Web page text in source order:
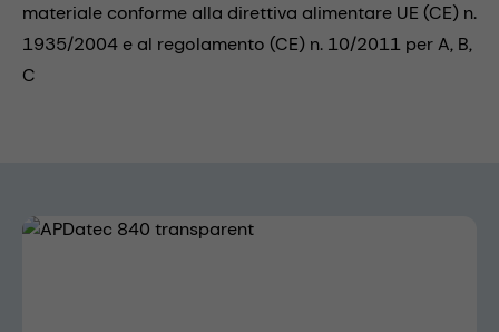
materiale conforme alla direttiva alimentare UE (CE) n.
1935/2004 e al regolamento (CE) n. 10/2011 per A, B,
C
Skip image gallery